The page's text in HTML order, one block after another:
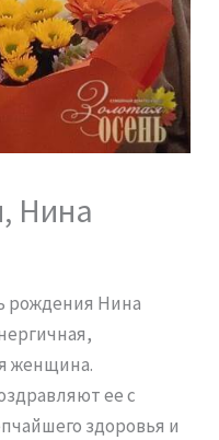
Нина
рождения Нина
женщина.
ее с
здоровья и